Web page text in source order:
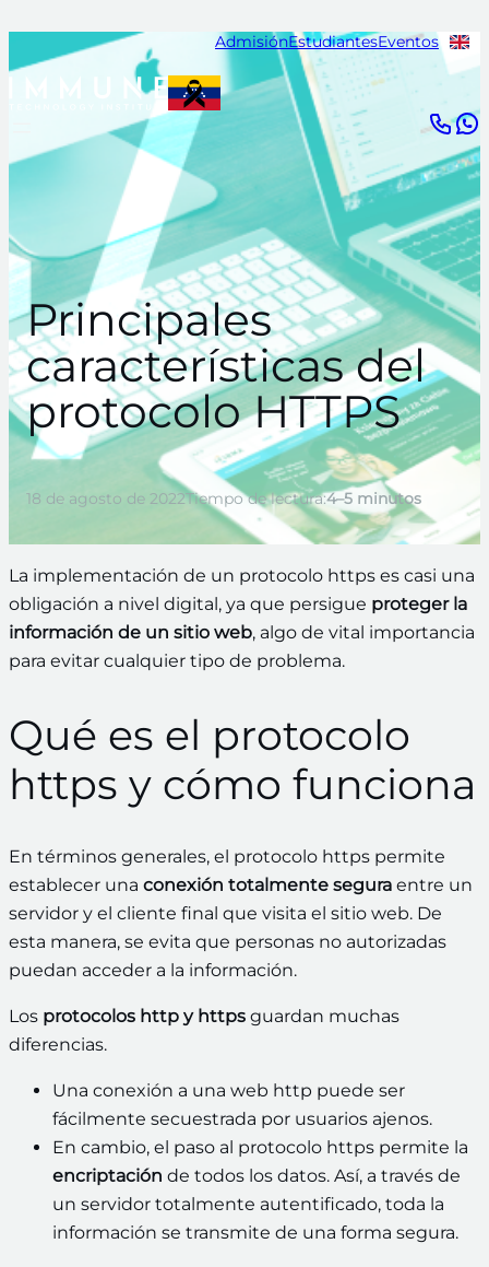
contenido
AdmisiónEstudiantesEventos
Principales
características del
protocolo HTTPS
18 de agosto de 2022Tiempo de lectura:4–5 minutos
La implementación de un protocolo https es casi una
obligación a nivel digital, ya que persigue proteger la
información de un sitio web, algo de vital importancia
para evitar cualquier tipo de problema.
Qué es el protocolo
https y cómo funciona
En términos generales, el protocolo https permite
establecer una conexión totalmente segura entre un
servidor y el cliente final que visita el sitio web. De
esta manera, se evita que personas no autorizadas
puedan acceder a la información.
Los protocolos http y https guardan muchas
diferencias.
Una conexión a una web http puede ser
fácilmente secuestrada por usuarios ajenos.
En cambio, el paso al protocolo https permite la
encriptación de todos los datos. Así, a través de
un servidor totalmente autentificado, toda la
información se transmite de una forma segura.